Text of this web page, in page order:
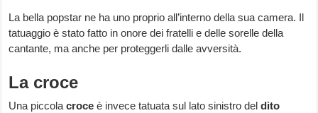
La bella popstar ne ha uno proprio all’interno della sua camera. Il
tatuaggio è stato fatto in onore dei fratelli e delle sorelle della
cantante, ma anche per proteggerli dalle avversità.
La croce
Una piccolacroce è invece tatuata sul lato sinistro deldito